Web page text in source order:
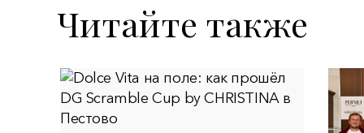
Читайте также